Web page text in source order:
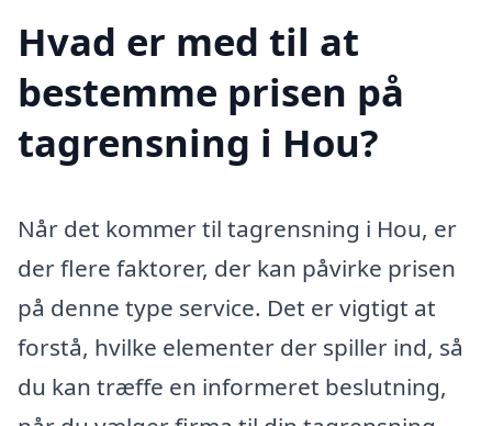
Hvad er med til at
bestemme prisen på
tagrensning i Hou?
Når det kommer til tagrensning i Hou, er
der flere faktorer, der kan påvirke prisen
på denne type service. Det er vigtigt at
forstå, hvilke elementer der spiller ind, så
du kan træffe en informeret beslutning,